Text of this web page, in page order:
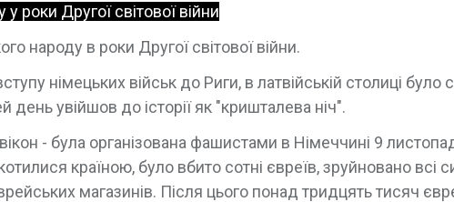
роки Другої світової війни
народу в роки Другої світової війни.
німецьких військ до Риги, в латвійській столиці було
день увійшов до історії як "кришталева ніч".
- була організована фашистами в Німеччині 9
країною, було вбито сотні євреїв, зруйновано всі
магазинів. Після цього понад тридцять тисяч